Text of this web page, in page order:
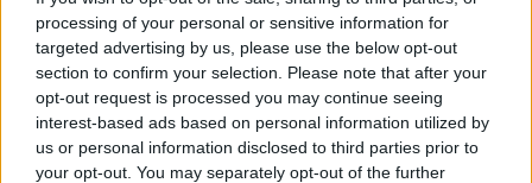
processing of your personal or sensitive information for
targeted advertising by us, please use the below opt-out
section to confirm your selection. Please note that after your
opt-out request is processed you may continue seeing
interest-based ads based on personal information utilized by
us or personal information disclosed to third parties prior to
your opt-out. You may separately opt-out of the further
2,273,084 e Ft mérleg-főösszeggel, 46,942 e Ft mérleg
szerinti eredménnyel egyhangúlag elfogadta továbbá
döntött a mérleg szerinti eredmény eredménytartalékba
helyezéséről. A Közgyűlés egyhangúlag felhatalmazta az
Igazgatóságot saját részvény megszerzésére...